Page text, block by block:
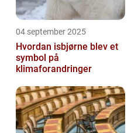
04 september 2025
Hvordan isbjørne blev et
symbol på
klimaforandringer